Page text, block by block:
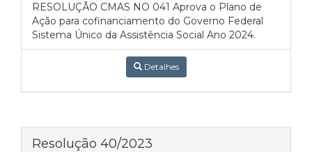
RESOLUÇÃO CMAS NO 041 Aprova o Plano de
Ação para cofinanciamento do Governo Federal
Sistema Único da Assistência Social Ano 2024.
Detalhes
Resolução 40/2023